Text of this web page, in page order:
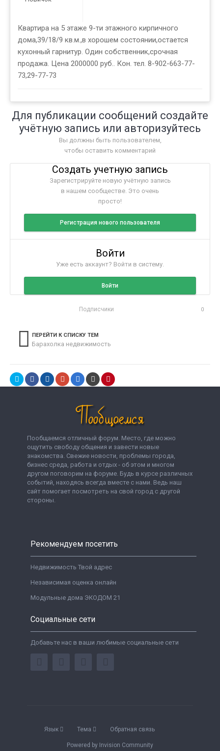
Квартира на 5 этаже 9-ти этажного кирпичного
дома,39/18/9 кв.м.,в хорошем состоянии,остается
кухонный гарнитур. Один собственник,срочная
продажа. Цена 2000000 руб.. Кон. тел. 8-902-663-77-
73,29-77-73
Для публикации сообщений создайте
учётную запись или авторизуйтесь
Вы должны быть пользователем,
чтобы оставить комментарий
Создать учетную запись
Зарегистрируйте новую учётную запись
в нашем сообществе. Это очень
просто!
Регистрация нового пользователя
Войти
Уже есть аккаунт? Войти в систему.
Войти
Подписчики 0
ПЕРЕЙТИ К СПИСКУ ТЕМ
Барахолка недвижимость
Пообщаемся отличный форум. Место, где можно
ощутить свободу общения и завести новые
знакомства. Свежие новости, проблемы города,
бизнес среда, работа и отдых - об этом и многом
другом поговорим на форуме. Будь в курсе различных
событий, находясь всегда вместе с нами. Ведь наш
сайт помогает посмотреть на свой город с другой
стороны.
Рекомендуем посетить
Недвижимость Твой адрес
Независимая оценка онлайн
Модульные дома ЭКОДОМ 21
Социальные сети
Добавьте нас в ваши любимые социальные сети
Язык Тема Обратная связь
Powered by Invision Community